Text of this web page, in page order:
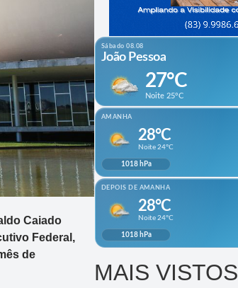
Caiado
Federal,
de
MAIS VISTOS